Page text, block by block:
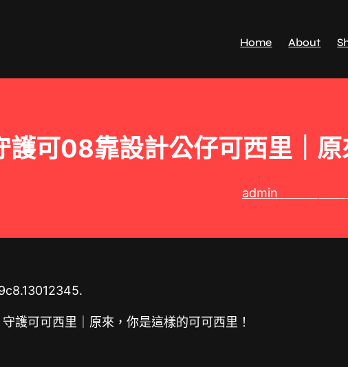
Home About
護可08靠設計公仔可西里｜原
admin
護可可西里｜原來，你是這樣的可可西里！